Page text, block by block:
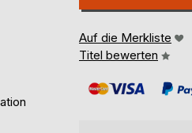
Auf die Merkliste
Titel bewerten